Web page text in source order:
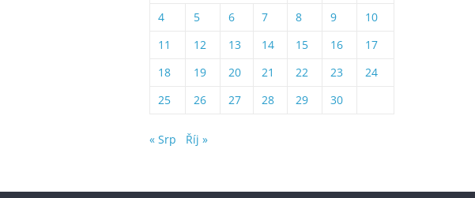
4
5 6 7 8 9
10
11
12 13 14 15 16
17
18
19 20 21 22 23
24
25
26 27 28 29 30
« Srp Říj »